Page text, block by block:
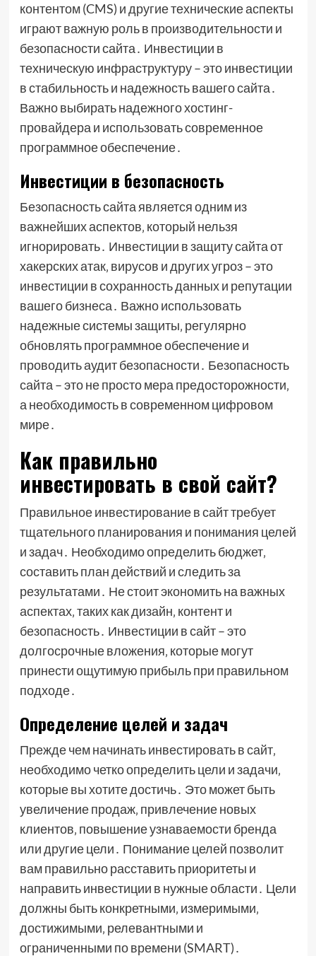
контентом (CMS) и другие технические аспекты
играют важную роль в производительности и
безопасности сайта․ Инвестиции в
техническую инфраструктуру – это инвестиции
в стабильность и надежность вашего сайта․
Важно выбирать надежного хостинг-
провайдера и использовать современное
программное обеспечение․
Инвестиции в безопасность
Безопасность сайта является одним из
важнейших аспектов‚ который нельзя
игнорировать․ Инвестиции в защиту сайта от
хакерских атак‚ вирусов и других угроз – это
инвестиции в сохранность данных и репутации
вашего бизнеса․ Важно использовать
надежные системы защиты‚ регулярно
обновлять программное обеспечение и
проводить аудит безопасности․ Безопасность
сайта – это не просто мера предосторожности‚
а необходимость в современном цифровом
мире․
Как правильно
инвестировать в свой сайт?
Правильное инвестирование в сайт требует
тщательного планирования и понимания целей
и задач․ Необходимо определить бюджет‚
составить план действий и следить за
результатами․ Не стоит экономить на важных
аспектах‚ таких как дизайн‚ контент и
безопасность․ Инвестиции в сайт – это
долгосрочные вложения‚ которые могут
принести ощутимую прибыль при правильном
подходе․
Определение целей и задач
Прежде чем начинать инвестировать в сайт‚
необходимо четко определить цели и задачи‚
которые вы хотите достичь․ Это может быть
увеличение продаж‚ привлечение новых
клиентов‚ повышение узнаваемости бренда
или другие цели․ Понимание целей позволит
вам правильно расставить приоритеты и
направить инвестиции в нужные области․ Цели
должны быть конкретными‚ измеримыми‚
достижимыми‚ релевантными и
ограниченными по времени (SMART)․